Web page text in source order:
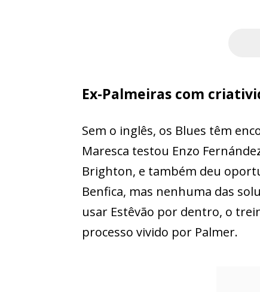
Ex-Palmeiras com
Sem o inglês, os Blues têm
Maresca testou Enzo
Brighton, e também deu
Benfica, mas nenhuma das
usar Estêvão por dentro, o
processo vivido por Palmer.